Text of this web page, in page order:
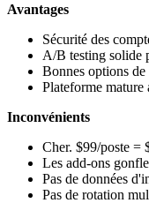
Avantages
Sécurité des
A/B testing solide
Bonnes options
Plateforme mature
Inconvénients
Cher. $99/poste =
Les add-ons
Pas de données
Pas de rotation